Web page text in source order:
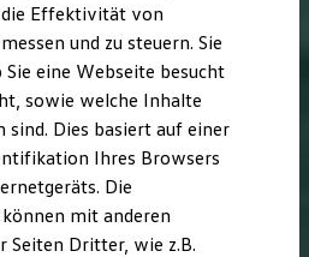
Strom
für Privatkunden
für Gewerbekunden
Ladekabel
die Effektivität von
und zu steuern. Sie
eine Webseite besucht
sowie welche Inhalte
sind. Dies basiert auf einer
Ihres Browsers
Die
mit anderen
Seiten Dritter, wie z.B.